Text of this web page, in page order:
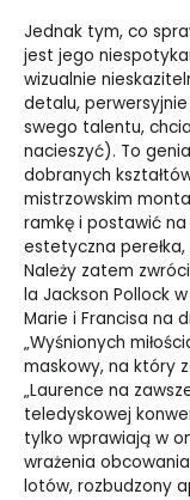
Jednak tym, co
jest jego
wizualnie
detalu,
swego talentu,
nacieszyć). To
dobranych
mistrzowskim
ramkę i postawić
estetyczna
Należy zatem
la Jackson Pollock
Marie i Francisa na
„Wyśnionych
maskowy, na który
„Laurence na
teledyskowej
tylko wprawiają w
wrażenia
lotów, rozbudzony